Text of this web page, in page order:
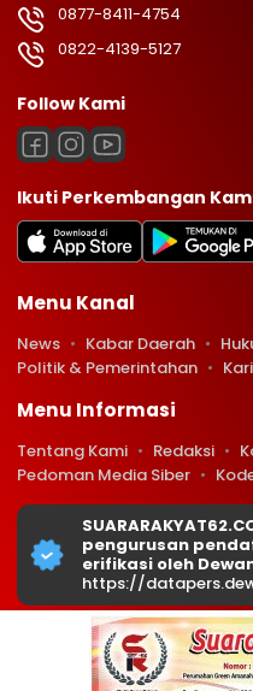
0
0877-8411-4754
0822-4139-5127
Follow Kami
Ikuti Perkembangan
Menu Kanal
News Kabar Daerah
Politik & Pemerintahan
Menu Informasi
Tentang Kami Redaksi
Pedoman Media Siber
pengurusan
erifikasi oleh
https://
Copyright © 2026